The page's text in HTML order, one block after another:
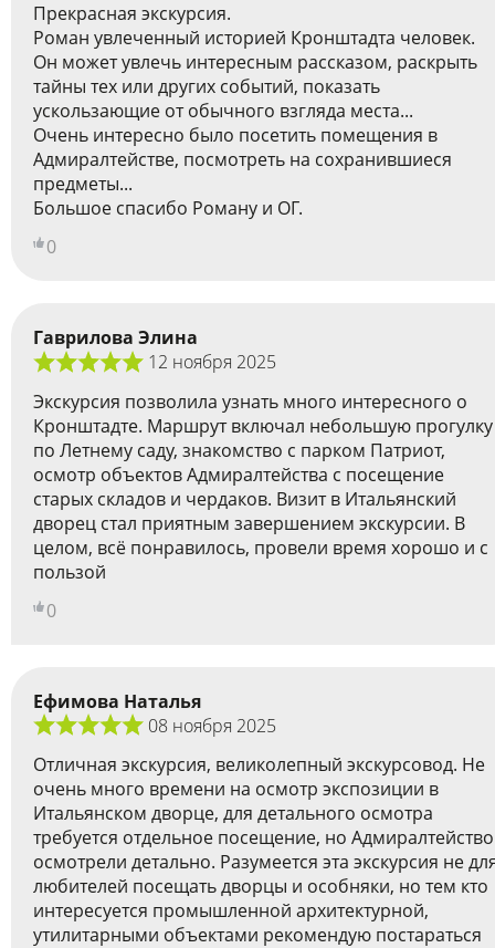
Прекрасная экскурсия.
Роман увлеченный историей Кронштадта человек.
Он может увлечь интересным рассказом, раскрыть
тайны тех или других событий, показать
ускользающие от обычного взгляда места...
Очень интересно было посетить помещения в
Адмиралтействе, посмотреть на сохранившиеся
предметы...
Большое спасибо Роману и ОГ.
0
Гаврилова Элина
12 ноября 2025
Экскурсия позволила узнать много интересного о
Кронштадте. Маршрут включал небольшую прогулку
по Летнему саду, знакомство с парком Патриот,
осмотр объектов Адмиралтейства с посещение
старых складов и чердаков. Визит в Итальянский
дворец стал приятным завершением экскурсии. В
целом, всё понравилось, провели время хорошо и с
пользой
0
Ефимова Наталья
08 ноября 2025
Отличная экскурсия, великолепный экскурсовод. Не
очень много времени на осмотр экспозиции в
Итальянском дворце, для детального осмотра
требуется отдельное посещение, но Адмиралтейство
осмотрели детально. Разумеется эта экскурсия не
любителей посещать дворцы и особняки, но тем кто
интересуется промышленной архитектурной,
утилитарными объектами рекомендую постараться